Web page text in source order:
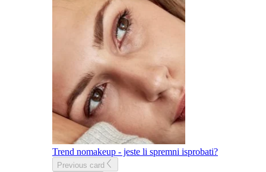
Trend nomakeup - jeste li spremni isprobati?
Previous card